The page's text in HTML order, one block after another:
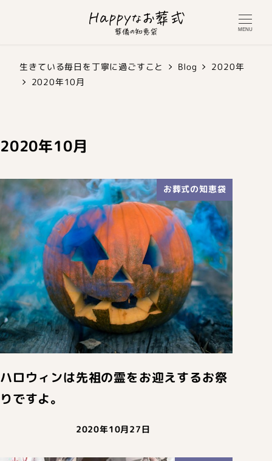
MENU
生きている毎日を丁寧に過ごすこと Blog
2020年
2020年10月
2020年10月
お葬式の知恵袋
ハロウィンは先祖の霊をお迎えするお祭
りですよ。
2020年10月27日